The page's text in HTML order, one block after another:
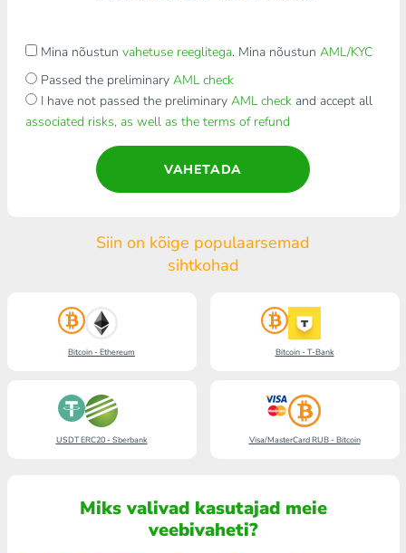
Mina nõustun vahetuse reeglitega. Mina nõustun AML/KYC
Passed the preliminary AML check
I have not passed the preliminary AML checkand accept all
associated risks, as well as the terms of refund
VAHETADA
Siin on kõige populaarsemad
sihtkohad
Bitcoin - Ethereum Bitcoin - T-Bank
USDT ERC20 - Sberbank Visa/MasterCard RUB - Bitcoin
Miks valivad kasutajad meie
veebivaheti?